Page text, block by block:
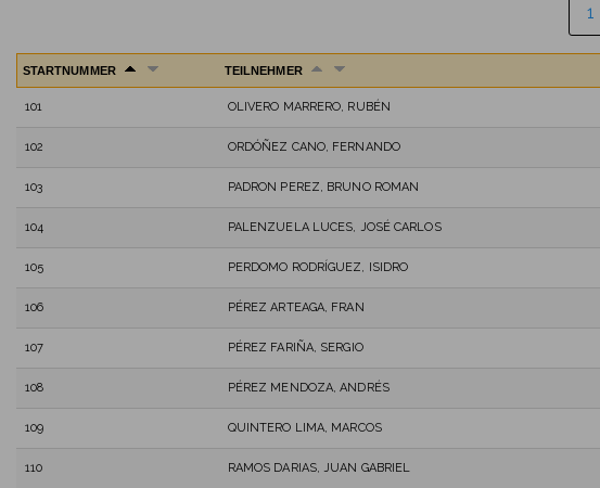
1
STARTNUMMER TEILNEHMER
101 OLIVERO MARRERO, RUBÉN
102 ORDÓÑEZ CANO, FERNANDO
103 PADRON PEREZ, BRUNO ROMAN
104 PALENZUELA LUCES, JOSÉ CARLOS
105 PERDOMO RODRÍGUEZ, ISIDRO
106 PÉREZ ARTEAGA, FRAN
107 PÉREZ FARIÑA, SERGIO
108 PÉREZ MENDOZA, ANDRÉS
109 QUINTERO LIMA, MARCOS
110 RAMOS DARIAS, JUAN GABRIEL